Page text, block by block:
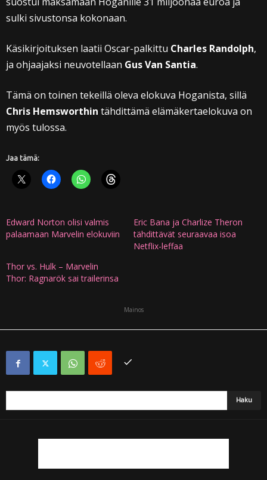
sulki sivustonsa kokonaan.
Käsikirjoituksen laatii Oscar-palkittu Charles Randolph,
ja ohjaajaksi neuvotellaan Gus Van Santia.
Tämä on toinen tekeillä oleva elokuva Hoganista, sillä
Chris Hemsworthin tähdittämä elämäkertaelokuva on
myös tulossa.
Jaa tämä:
Edward Norton olisi valmis
palaamaan Marvelin elokuviin
Eric Bana ja Charlize Theron
tähdittävät seuraavaa isoa
Netflix-leffaa
Thor vs. Hulk – Marvelin
Thor: Ragnarök sai trailerinsa
Mainos